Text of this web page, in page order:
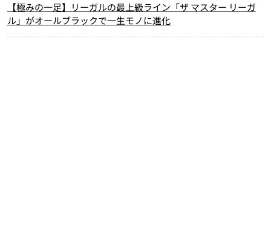
【極みの一足】リーガルの最上級ライン「ザ マスター リーガ
ル」がオールブラックで一生モノに進化